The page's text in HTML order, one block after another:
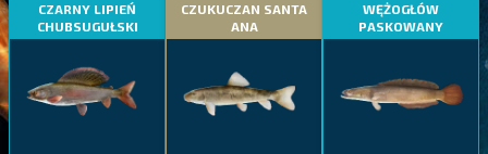
CZARNY LIPIEŃ
CHUBSUGUŁSKI
CZUKUCZAN SANTA
ANA
WĘŻOGŁÓW
PASKOWANY